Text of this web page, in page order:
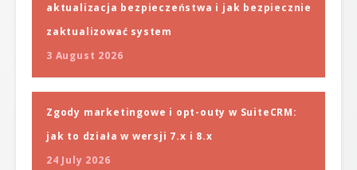
aktualizacja bezpieczeństwa i jak bezpiecznie
zaktualizować system
3 August 2026
Zgody marketingowe i opt-outy w SuiteCRM:
jak to działa w wersji 7.x i 8.x
24 July 2026